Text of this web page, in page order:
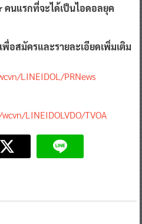
คนแรกที่จะได้เป็นไอดอลยุค
พื่อสมัครและรายละเอียดเพิ่มเติม
LINEIDOL/PRNews
LINEIDOLVDO/TVOA